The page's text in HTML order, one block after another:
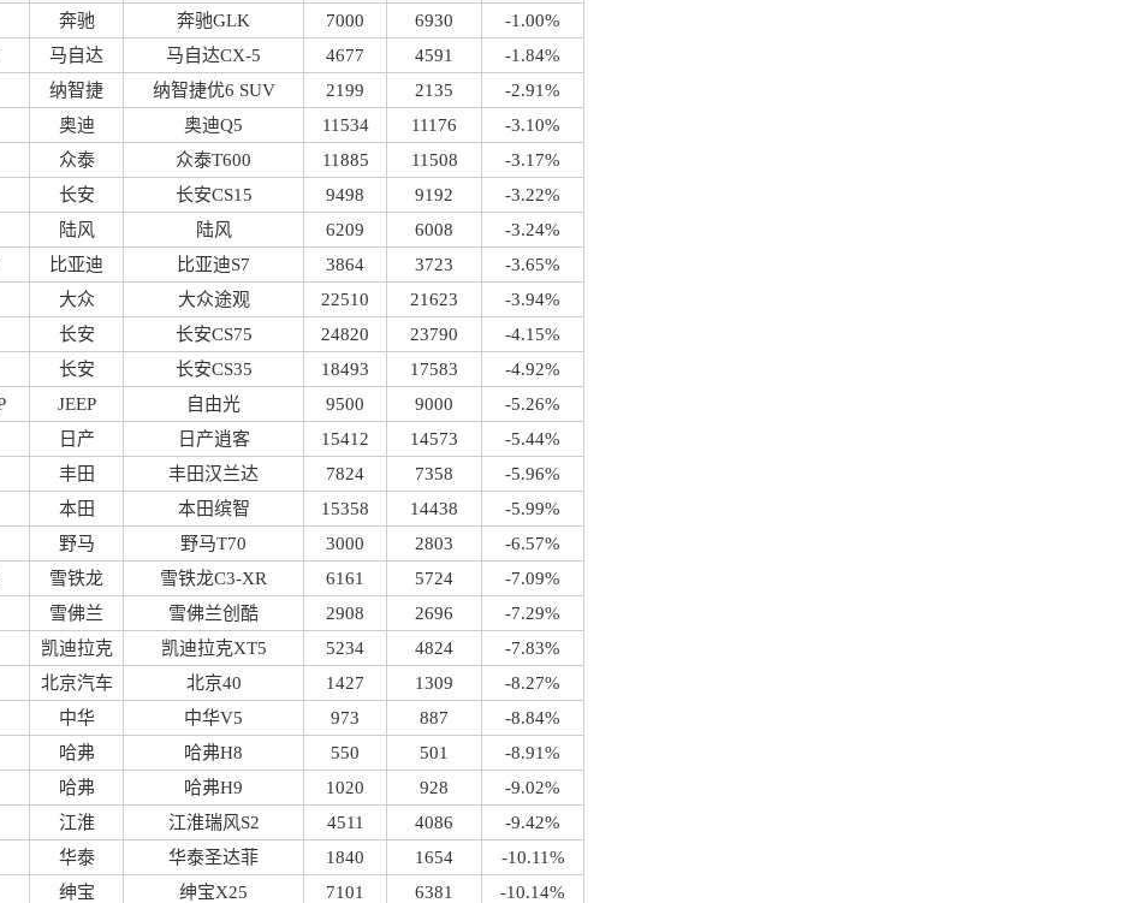
奔驰 奔驰GLK 7000 6930
-1.00%
马自达 马自达CX-5 4677 4591
-1.84%
纳智捷 纳智捷优6 SUV 2199 2135
-2.91%
奥迪 奥迪Q5 11534 11176
-3.10%
众泰 众泰T600 11885 11508
-3.17%
长安 长安CS15 9498 9192
-3.22%
陆风 陆风 6209 6008
-3.24%
比亚迪 比亚迪S7 3864 3723
-3.65%
大众 大众途观 22510 21623
-3.94%
长安 长安CS75 24820 23790
-4.15%
长安 长安CS35 18493 17583
-4.92%
JEEP 自由光 9500 9000
-5.26%
日产 日产逍客 15412 14573
-5.44%
丰田 丰田汉兰达 7824 7358
-5.96%
本田 本田缤智 15358 14438
-5.99%
野马 野马T70 3000 2803
-6.57%
雪铁龙 雪铁龙C3-XR 6161 5724
-7.09%
雪佛兰 雪佛兰创酷 2908 2696
-7.29%
凯迪拉克 凯迪拉克XT5 5234 4824
-7.83%
北京汽车 北京40 1427 1309
-8.27%
中华 中华V5 973 887
-8.84%
哈弗 哈弗H8 550 501
-8.91%
哈弗 哈弗H9 1020 928
-9.02%
江淮 江淮瑞风S2 4511 4086
-9.42%
华泰 华泰圣达菲 1840 1654
-10.11%
绅宝 绅宝X25 7101 6381
-10.14%